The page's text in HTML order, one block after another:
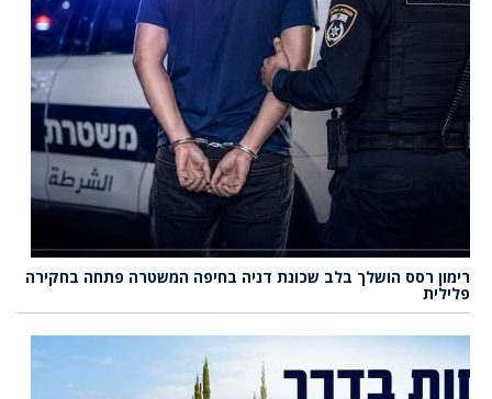
רימון רסס הושלך בלב שכונת דניה בחיפה המשטרה פתחה בחקירה
פלילית